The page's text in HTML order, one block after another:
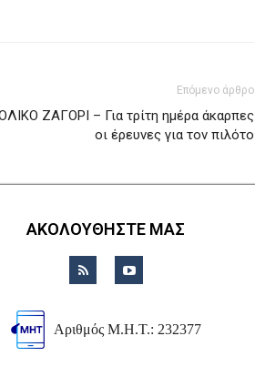
Επόμενο άρθρο
ΖΑΓΟΡΙ – Για τρίτη ημέρα άκαρπες
οι έρευνες για τον πιλότο
ΑΚΟΛΟΥΘΗΣΤΕ ΜΑΣ
Αριθμός Μ.Η.Τ.: 232377